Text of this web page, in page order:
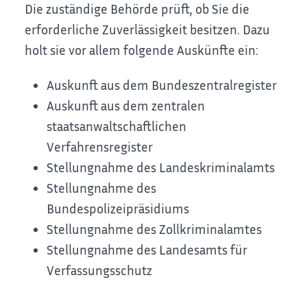
Die zuständige Behörde prüft, ob Sie die
erforderliche Zuverlässigkeit besitzen. Dazu
holt sie vor allem folgende Auskünfte ein:
Auskunft aus dem Bundeszentralregister
Auskunft aus dem zentralen
staatsanwaltschaftlichen
Verfahrensregister
Stellungnahme des Landeskriminalamts
Stellungnahme des
Bundespolizeipräsidiums
Stellungnahme des Zollkriminalamtes
Stellungnahme des Landesamts für
Verfassungsschutz